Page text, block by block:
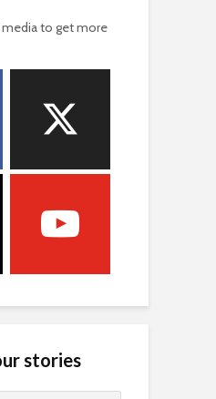
media to get more
stories